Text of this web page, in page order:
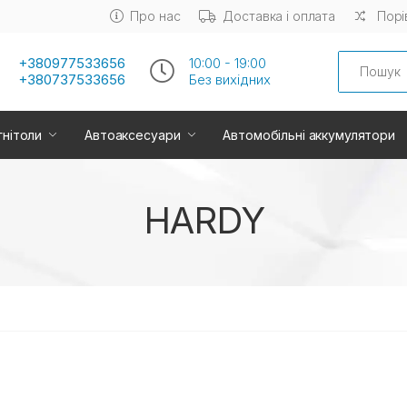
Про нас Доставка і оплата
+380977533656
+380737533656
10:00 - 19:00
Без вихiдних
Search
Автоаксесуари Автомобільні аккумулятори
HARDY